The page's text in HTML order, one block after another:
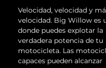
Velocidad, velocidad y
velocidad. Big Willow es
donde puedes explotar la
verdadera potencia de tu
motocicleta. Las
capaces pueden alcanzar